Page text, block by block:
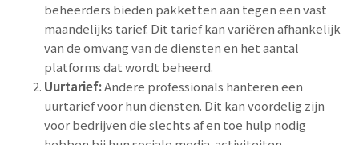
beheerders bieden pakketten aan tegen een vast
maandelijks tarief. Dit tarief kan variëren afhankelijk
van de omvang van de diensten en het aantal
platforms dat wordt beheerd.
Uurtarief:Andere professionals hanteren een
uurtarief voor hun diensten. Dit kan voordelig zijn
voor bedrijven die slechts af en toe hulp nodig